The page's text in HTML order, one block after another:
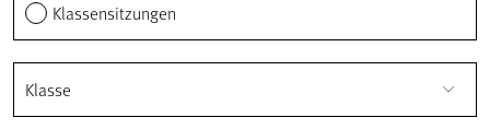
Klassensitzungen
Klasse